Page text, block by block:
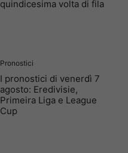
quindicesima volta di fila
Pronostici
I pronostici di venerdì 7
agosto: Eredivisie,
Primeira Liga e League
Cup